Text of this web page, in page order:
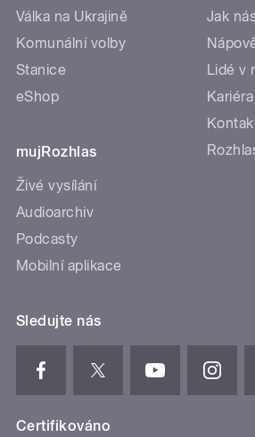
Válka na Ukrajině
Komunální volby
Stanice
eShop
mujRozhlas
Živé vysílání
Audioarchiv
Podcasty
Mobilní aplikace
Jak
Lidé v
Kariéra
Sledujte nás
Certifikováno